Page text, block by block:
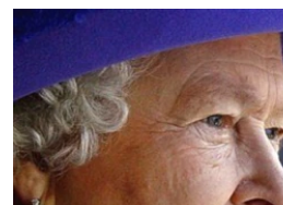
СИБИРЬ.РЕАЛИИ
РАСПИСАНИЕ ВЕЩАНИЯ
ПОДПИШИТЕСЬ НА РАССЫЛКУ
СОЦИАЛЬНЫЕ СЕТИ